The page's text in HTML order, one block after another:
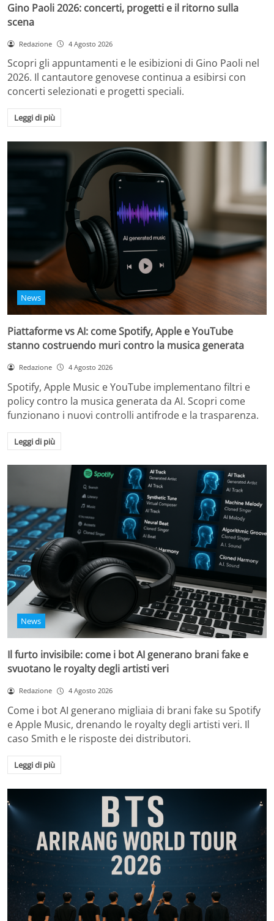
Gino Paoli 2026: concerti, progetti e il ritorno sulla
scena
Redazione 4 Agosto 2026
Scopri gli appuntamenti e le esibizioni di Gino Paoli nel
2026. Il cantautore genovese continua a esibirsi con
concerti selezionati e progetti speciali.
Leggi di più
News
Piattaforme vs AI: come Spotify, Apple e YouTube
stanno costruendo muri contro la musica generata
Redazione 4 Agosto 2026
Spotify, Apple Music e YouTube implementano filtri e
policy contro la musica generata da AI. Scopri come
funzionano i nuovi controlli antifrode e la trasparenza.
Leggi di più
News
Il furto invisibile: come i bot AI generano brani fake e
svuotano le royalty degli artisti veri
Redazione 4 Agosto 2026
Come i bot AI generano migliaia di brani fake su Spotify
e Apple Music, drenando le royalty degli artisti veri. Il
caso Smith e le risposte dei distributori.
Leggi di più